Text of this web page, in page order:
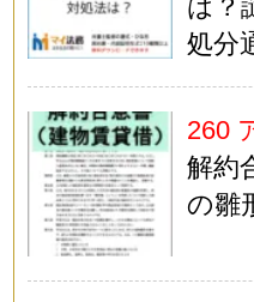
は？
処分
260
解約
の雛